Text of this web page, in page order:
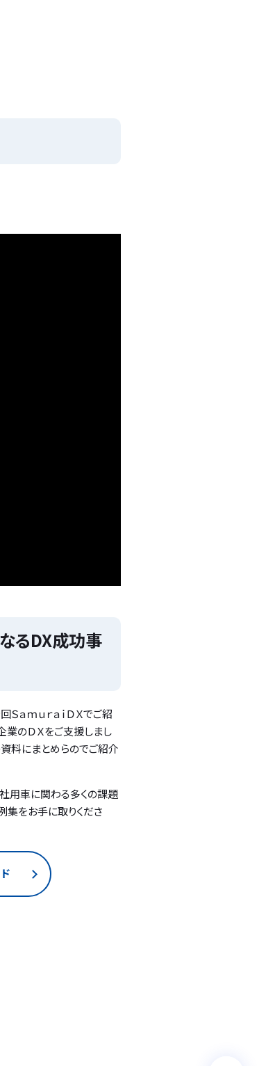
るDX成功事
ａｍｕｒａｉＤＸでご紹
業のＤＸをご支援しまし
料にまとめらのでご紹介
社用車に関わる多くの課題
集をお手に取りくださ